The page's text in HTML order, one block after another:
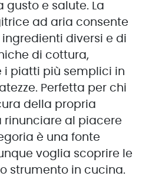
e salute. La
ad aria consente
diversi e di
di cottura,
i piatti più semplici in
Perfetta per chi
della propria
rinunciare al piacere
è una fonte
voglia scoprire le
strumento in cucina.